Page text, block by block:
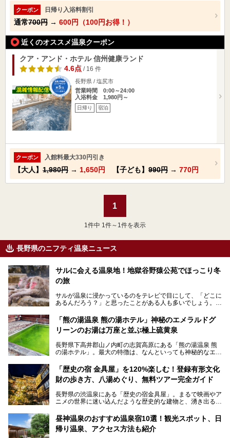
クーポン 日帰り入浴料割引
通常700円 → 600円（100円お得！）
近くのオススメ温泉クーポン
クア・アンド・ホテル 信州健康ランド
4.6点/ 16 件
長野県 / 塩尻市
営業時間 0:00～24:00
入浴料金 1,980円～
日帰り 宿泊
クーポン 入館料最大330円引き
【大人】 1,980円 → 1,650円 【子ども】 990円 → 770円
1
1 件中 1件～1件を表示
長野県のニフティ温泉ニュース
サルに会える温泉地！地獄谷野猿公苑でほっこり冬
の旅
サルが温泉に浸かっているのをテレビで目にして、「どこに
あるんだろう？」と思ったことがある人も多いでしょう。
この微笑ましい光景は、長野県にある「地獄谷野猿公苑」で
見られるもので、野生のサルが雪景色の中で温泉に浸かる姿
を間近で観察できます。
本記事では、地獄谷野猿公苑の魅力や見どころ、サルと温泉
との関係性、地獄谷周辺の観光スポットについて紹介しま
ので、野生のサルを観察する貴重な自然体験と温泉をあわせ
て楽しみたい人は、ぜひ参考にしてください。
「熊の湯温泉 熊の湯ホテル」神秘のエメラルドグ
リーンのお湯は万座と並ぶ極上硫黄泉
長野県下高井郡山ノ内町の志賀高原にある「熊の湯温泉 熊
の湯ホテル」。最大の特徴は、なんといっても神秘的なエメ
リピートするファンも多い温泉です。冬はスキーと一緒に楽
しみたい極上の温泉を紹介します。
「歴史の宿 金具屋」を120%楽しむ！登録有形文化
財の歩き方、八湯めぐり、無料ツアー完全ガイド
長野県の渋温泉にある「歴史の宿金具屋」。まるで映画やア
ニメの世界に迷い込んだような歴史的な建物と、湧き出る温
を隅々まで楽しみたいですよね。この記事では、金具屋での
滞在を最高の思い出にするための「楽しみ方」を徹底的にご
紹介します！
昼神温泉のおすすめ温泉宿10選！観光スポット、日
帰り温泉、アクセス方法も紹介